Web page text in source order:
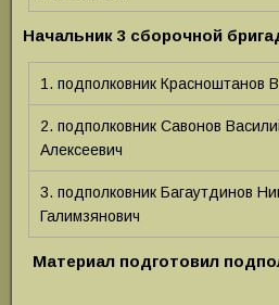
Начальник 3 сборочной
1. подполковник Красноштанов
2. подполковник Савонов
Алексеевич
3. подполковник Багаутдинов
Галимзянович
Материал подготовил